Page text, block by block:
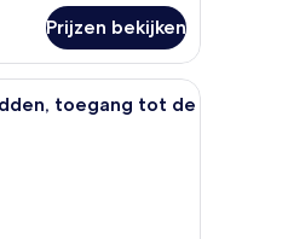
Prijzen bekijken
een salontafel en een eethoek.
hotelkamer met twee bedden, een
toegang tot de